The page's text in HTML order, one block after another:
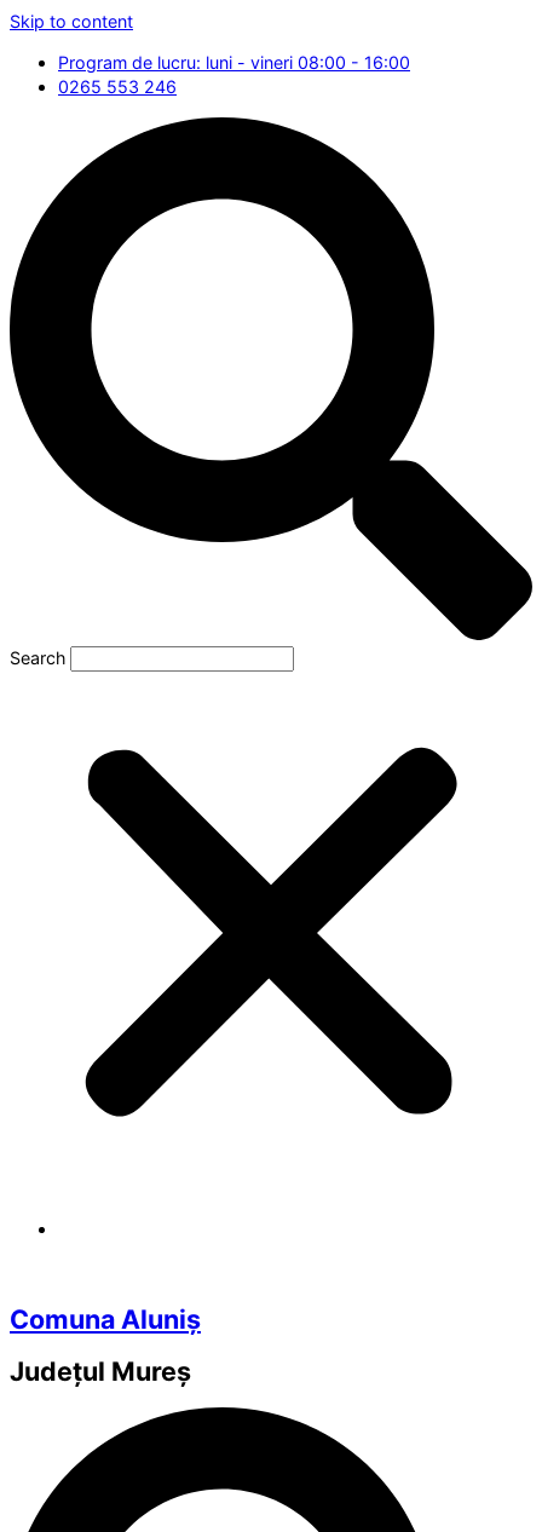
Skip to content
Program de lucru: luni - vineri 08:00 - 16:00
0265 553 246
Search
Comuna Aluniș
Județul Mureș